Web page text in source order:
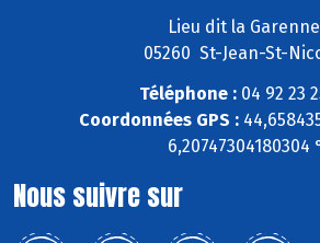
Lieu dit la Garenne
05260 St-Jean-St-
Téléphone : 04 92 23
Coordonnées GPS :
6,20747304180304
Nous suivre sur